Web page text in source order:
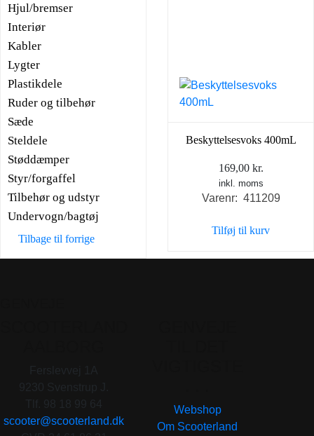
Hjul/bremser
Interiør
Kabler
Lygter
Plastikdele
Ruder og tilbehør
Sæde
Steldele
Støddæmper
Styr/forgaffel
Tilbehør og udstyr
Undervogn/bagtøj
Tilbage til forrige
Beskyttelsesvoks 400mL
169,00 kr.
inkl. moms
Varenr: 411209
Tilføj til kurv
scooter@scooterland.dk
Webshop
Om Scooterland